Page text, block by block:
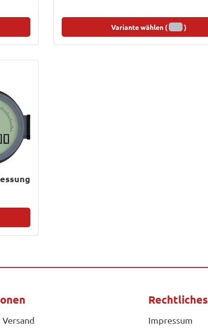
Variante wählen ( )
Versand
Rechtliches
Impressum